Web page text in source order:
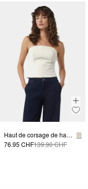
Haut de corsage de haute qualité avec fermeture éclair latérale
76.95 CHF139.90 CHF